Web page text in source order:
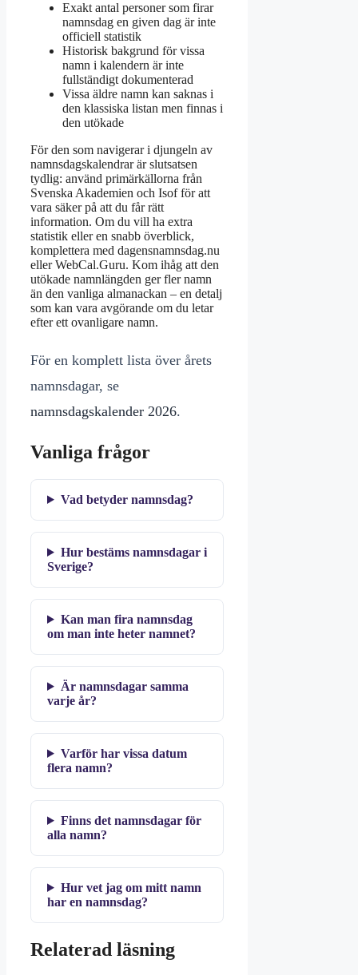
Exakt antal personer som firar
namnsdag en given dag är inte
officiell statistik
Historisk bakgrund för vissa
namn i kalendern är inte
fullständigt dokumenterad
Vissa äldre namn kan saknas i
den klassiska listan men finnas i
den utökade
För den som navigerar i djungeln av
namnsdagskalendrar är slutsatsen
tydlig: använd primärkällorna från
Svenska Akademien och Isof för att
vara säker på att du får rätt
information. Om du vill ha extra
statistik eller en snabb överblick,
komplettera med dagensnamnsdag.nu
eller WebCal.Guru. Kom ihåg att den
utökade namnlängden ger fler namn
än den vanliga almanackan – en detalj
som kan vara avgörande om du letar
efter ett ovanligare namn.
För en komplett lista över årets
namnsdagar, se
namnsdagskalender 2026.
Vanliga frågor
Vad betyder namnsdag?
Hur bestäms namnsdagar i
Sverige?
Kan man fira namnsdag
om man inte heter namnet?
Är namnsdagar samma
varje år?
Varför har vissa datum
flera namn?
Finns det namnsdagar för
alla namn?
Hur vet jag om mitt namn
har en namnsdag?
Relaterad läsning